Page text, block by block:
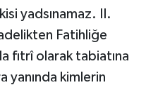
yadsınamaz. II.
Fatihliğe
fıtrî olarak tabiatına
yanında kimlerin